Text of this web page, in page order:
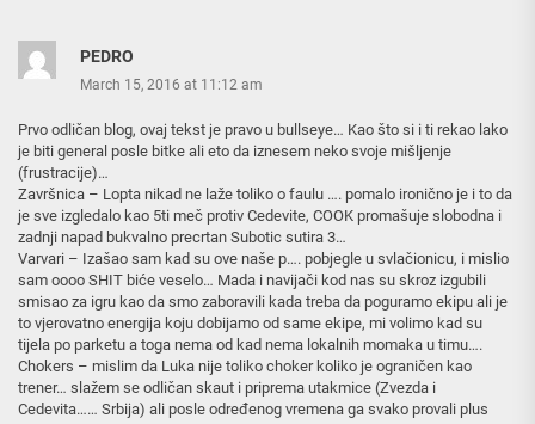
PEDRO
March 15, 2016 at 11:12 am
Prvo odličan blog, ovaj tekst je pravo u bullseye… Kao što si i ti rekao lako
je biti general posle bitke ali eto da iznesem neko svoje mišljenje
(frustracije)…
Završnica – Lopta nikad ne laže toliko o faulu …. pomalo ironično je i to da
je sve izgledalo kao 5ti meč protiv Cedevite, COOK promašuje slobodna i
zadnji napad bukvalno precrtan Subotic sutira 3…
Varvari – Izašao sam kad su ove naše p…. pobjegle u svlačionicu, i mislio
sam oooo SHIT biće veselo… Mada i navijači kod nas su skroz izgubili
smisao za igru kao da smo zaboravili kada treba da poguramo ekipu ali je
to vjerovatno energija koju dobijamo od same ekipe, mi volimo kad su
tijela po parketu a toga nema od kad nema lokalnih momaka u timu….
Chokers – mislim da Luka nije toliko choker koliko je ograničen kao
trener… slažem se odličan skaut i priprema utakmice (Zvezda i
Cedevita…… Srbija) ali posle određenog vremena ga svako provali plus